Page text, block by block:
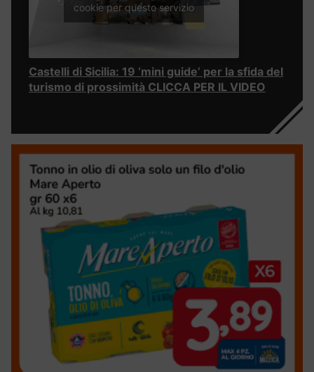
cookie per questo servizio
Castelli di Sicilia: 19 ‘mini guide’ per la sfida del
turismo di prossimità CLICCA PER IL VIDEO